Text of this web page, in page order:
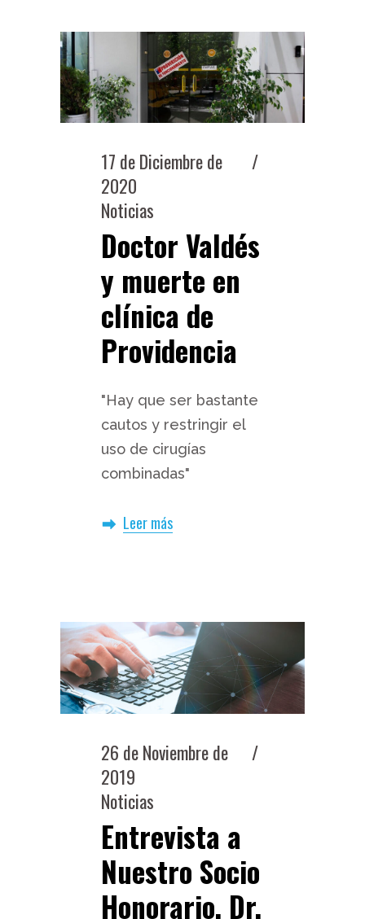
17 de Diciembre de
2020
Noticias
Doctor Valdés
y muerte en
clínica de
Providencia
"Hay que ser bastante
cautos y restringir el
uso de cirugías
combinadas"
Leer más
26 de Noviembre de
2019
Noticias
Entrevista a
Nuestro Socio
Honorario, Dr.